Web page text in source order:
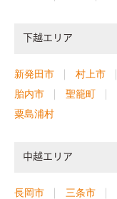
下越エリア
新発田市 村上市
胎内市
聖籠町
粟島浦村
中越エリア
長岡市 三条市